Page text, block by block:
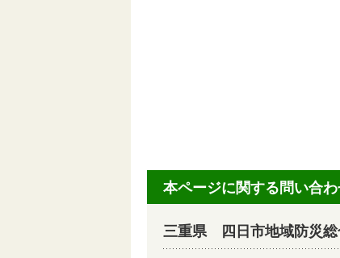
本ページに関する問い合
三重県 四日市地域防災